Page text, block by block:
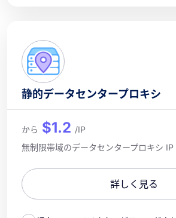
静的データセンタープロキシ
から $1.2 /IP
無制限帯域のデータセンタープロキシ
詳しく見る